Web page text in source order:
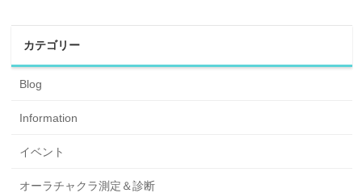
カテゴリー
Blog
Information
イベント
オーラチャクラ測定＆診断